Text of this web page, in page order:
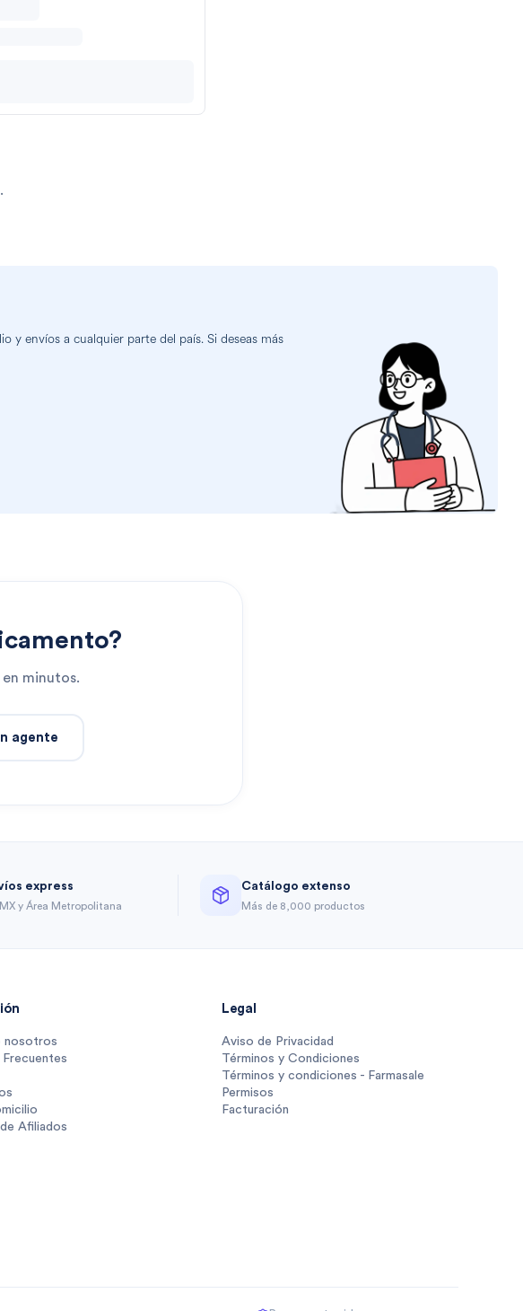
y envíos a cualquier parte del país. Si deseas más
minutos.
agente
express
y Área Metropolitana
Catálogo extenso
Más de 8,000 productos
nosotros
Frecuentes
Afiliados
Legal
Aviso de Privacidad
Términos y Condiciones
Términos y condiciones - Farmasale
Permisos
Facturación